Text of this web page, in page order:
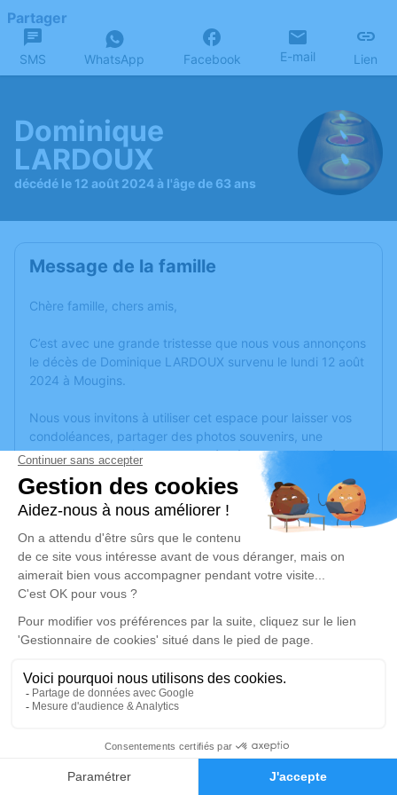
Faire-part Hommages
Partager
SMS WhatsApp Facebook E-mail Lien
Dominique
LARDOUX
décédé le 12 août 2024 à l'âge de 63 ans
Message de la famille
Chère famille, chers amis,
C’est avec une grande tristesse que nous vous annonçons
le décès de Dominique LARDOUX survenu le lundi 12 août
2024 à Mougins.
Nous vous invitons à utiliser cet espace pour laisser vos
condoléances, partager des photos souvenirs, une
anecdote ou exprimer vos pensées à travers des poèmes
ou des textes. Cet endroit est un lieu d'expression dédié à
honorer la mémoire de Dominique LARDOUX.
Un service de plantation d’arbre hommage estdisponible
vendredi 23 août 2024 à 11h00
Crématorium de Vidauban
139 Boulevard des Pins Parasols
Je rends hommage